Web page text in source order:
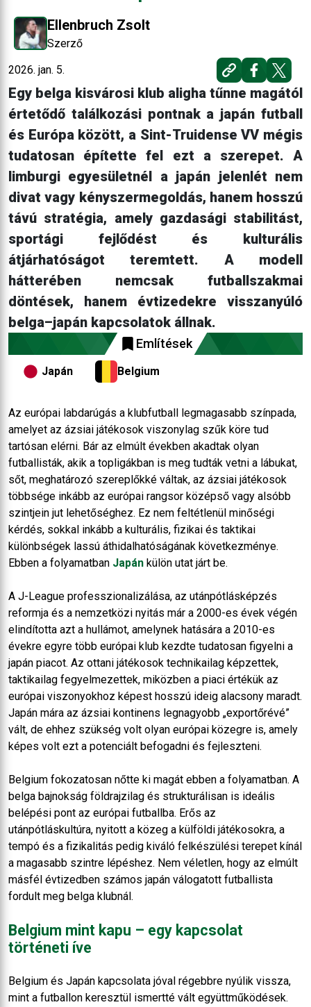
Ellenbruch Zsolt
Szerző
2026. jan. 5.
Egy belga kisvárosi klub aligha tűnne magától
értetődő találkozási pontnak a japán futball
és Európa között, a Sint-Truidense VV mégis
tudatosan építette fel ezt a szerepet. A
limburgi egyesületnél a japán jelenlét nem
divat vagy kényszermegoldás, hanem hosszú
távú stratégia, amely gazdasági stabilitást,
sportági fejlődést és kulturális
átjárhatóságot teremtett. A modell
hátterében nemcsak futballszakmai
döntések, hanem évtizedekre visszanyúló
belga–japán kapcsolatok állnak.
Említések
Japán Belgium
Az európai labdarúgás a klubfutball legmagasabb színpada,
amelyet az ázsiai játékosok viszonylag szűk köre tud
tartósan elérni. Bár az elmúlt években akadtak olyan
futballisták, akik a topligákban is meg tudták vetni a lábukat,
sőt, meghatározó szereplőkké váltak, az ázsiai játékosok
többsége inkább az európai rangsor középső vagy alsóbb
szintjein jut lehetőséghez. Ez nem feltétlenül minőségi
kérdés, sokkal inkább a kulturális, fizikai és taktikai
különbségek lassú áthidalhatóságának következménye.
Ebben a folyamatban Japán külön utat járt be.
A J-League professzionalizálása, az utánpótlásképzés
reformja és a nemzetközi nyitás már a 2000-es évek végén
elindította azt a hullámot, amelynek hatására a 2010-es
évekre egyre több európai klub kezdte tudatosan figyelni a
japán piacot. Az ottani játékosok technikailag képzettek,
taktikailag fegyelmezettek, miközben a piaci értékük az
európai viszonyokhoz képest hosszú ideig alacsony maradt.
Japán mára az ázsiai kontinens legnagyobb „exportőrévé”
vált, de ehhez szükség volt olyan európai közegre is, amely
képes volt ezt a potenciált befogadni és fejleszteni.
Belgium fokozatosan nőtte ki magát ebben a folyamatban. A
belga bajnokság földrajzilag és strukturálisan is ideális
belépési pont az európai futballba. Erős az
utánpótláskultúra, nyitott a közeg a külföldi játékosokra, a
tempó és a fizikalitás pedig kiváló felkészülési terepet kínál
a magasabb szintre lépéshez. Nem véletlen, hogy az elmúlt
másfél évtizedben számos japán válogatott futballista
fordult meg belga klubnál.
Belgium mint kapu – egy kapcsolat
történeti íve
Belgium és Japán kapcsolata jóval régebbre nyúlik vissza,
mint a futballon keresztül ismertté vált együttműködések.